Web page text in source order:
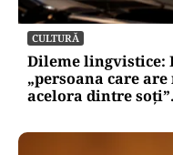
CULTURĂ
Dileme lingvistice:
„persoana care
acelora dintre soți”.